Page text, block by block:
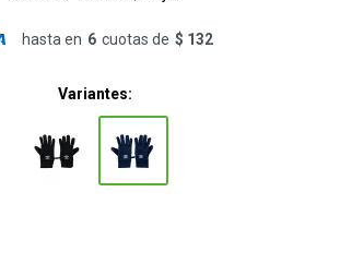
hasta en 6 cuotas de $ 132
Variantes: